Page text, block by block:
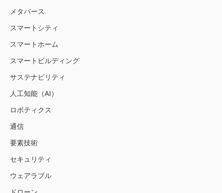
メタバース
スマートシティ
スマートホーム
スマートビルディング
サステナビリティ
人工知能（AI）
ロボティクス
通信
要素技術
セキュリティ
ウェアラブル